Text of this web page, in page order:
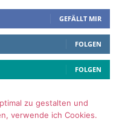
GEFÄLLT MIR
FOLGEN
FOLGEN
zu gestalten und
verwende ich Cookies.